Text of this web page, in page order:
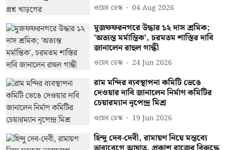
ওয়েব ডেস্ক 04 Aug 2026
মুজফফরনগরে উদ্ধার ১২ দাস শ্রমিক;
'অত্যন্ত মর্মান্তিক', চরমতম শাস্তির দাবি
জানালেন রাহুল গান্ধী
ওয়েব ডেস্ক 24 Jun 2026
রাম মন্দির ব্যবস্থাপনা কমিটি ভেঙে
দেওয়ার দাবি জানালেন নির্মাণ কমিটির
চেয়ারম্যান নৃপেন্দ্র মিশ্র
ওয়েব ডেস্ক 19 Jun 2026
হিন্দু দেব-দেবী, রামায়ণ নিয়ে মন্তব্যে